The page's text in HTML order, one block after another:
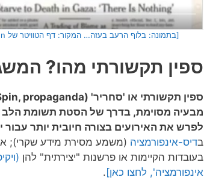
[בתמונה: בלוף הרעב בעזה… המקור: דף הטוויטר של
ספין תקשורתי מהו?
מבעיה מסוימת, בדרך של הסטת תשומת הלב
לפרש את האירועים בצורה חיובית יותר עבור
בדיס-אינפורמציה (משמע מסירת מידע שקרי);
בעובדות הקיימות או פרשנות "יצירתית" להן
אינפורמציה', לחצו כאן] .